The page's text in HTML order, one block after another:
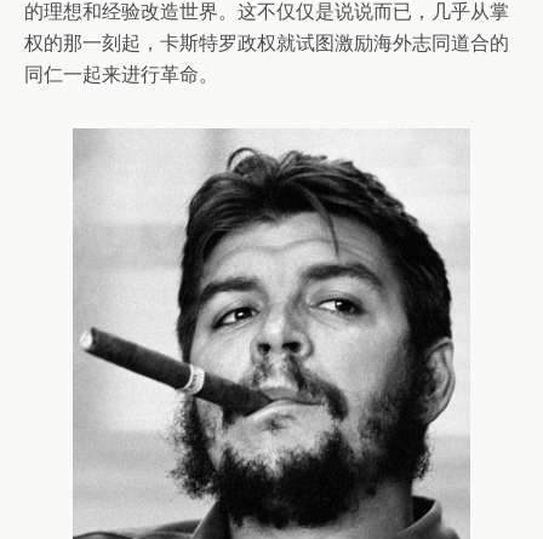
的理想和经验改造世界。这不仅仅是说说而已，几乎从掌
权的那一刻起，卡斯特罗政权就试图激励海外志同道合的
同仁一起来进行革命。